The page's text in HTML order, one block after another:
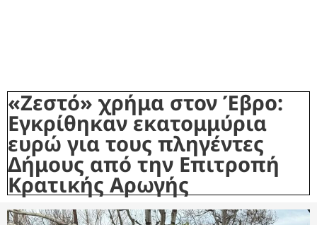
«Ζεστό» χρήμα στον Έβρο:
Εγκρίθηκαν εκατομμύρια
ευρώ για τους πληγέντες
Δήμους από την Επιτροπή
Κρατικής Αρωγής